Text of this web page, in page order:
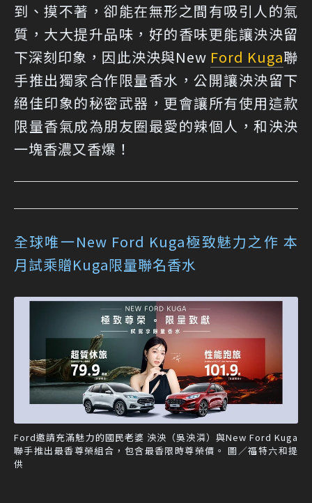
到、摸不著，卻能在無形之間有吸引人的氣
質，大大提升品味，好的香味更能讓泱泱留
下深刻印象，因此泱泱與New Ford Kuga聯
手推出獨家合作限量香水，公開讓泱泱留下
絕佳印象的秘密武器，更會讓所有使用這款
限量香氣成為朋友圈最愛的辣個人，和泱泱
一塊香濃又香爆！
全球唯一New Ford Kuga極致魅力之作 本
月試乘贈Kuga限量聯名香水
Ford邀請充滿魅力的國民老婆 泱泱（吳泱潾）與New Ford Kuga
聯手推出最香尊榮組合，包含最香限時尊榮價。 圖／福特六和提
供